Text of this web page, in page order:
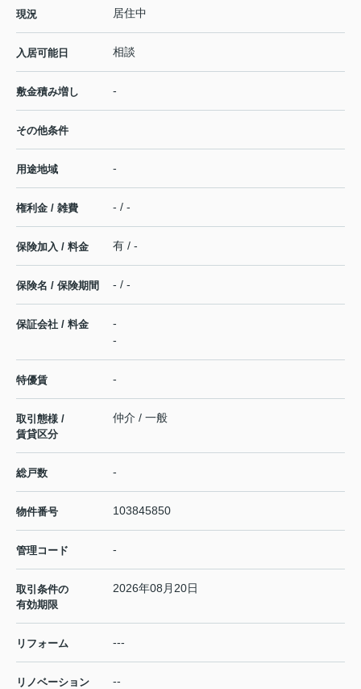
現況 居住中
入居可能日 相談
敷金積み増し -
その他条件
用途地域 -
権利金 / 雑費 - / -
保険加入 / 料金 有 / -
保険名 / 保険期間 - / -
保証会社 / 料金
-
-
特優賃 -
取引態様 /
賃貸区分
仲介 / 一般
総戸数 -
物件番号 103845850
管理コード -
取引条件の
有効期限
2026年08月20日
リフォーム ---
リノベーション --